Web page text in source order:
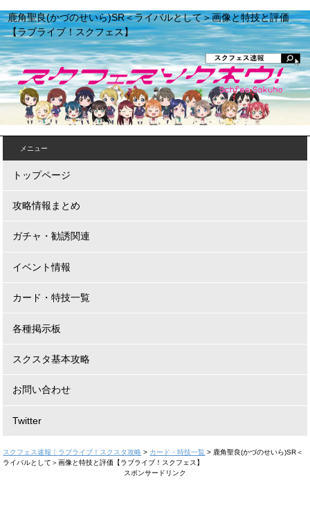
鹿角聖良(かづのせいら)SR＜ライバルとして＞画像と特技と評価
【ラブライブ！スクフェス】
メニュー
トップページ
攻略情報まとめ
ガチャ・勧誘関連
イベント情報
カード・特技一覧
各種掲示板
スクスタ基本攻略
お問い合わせ
Twitter
スクフェス速報｜ラブライブ！スクスタ攻略 > カード・特技一覧 > 鹿角聖良(かづのせいら)SR＜
ライバルとして＞画像と特技と評価【ラブライブ！スクフェス】
スポンサードリンク